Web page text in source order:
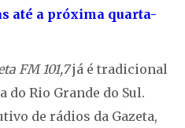
até a próxima quarta-
FM 101,7já é tradicional
do Rio Grande do Sul.
de rádios da Gazeta,